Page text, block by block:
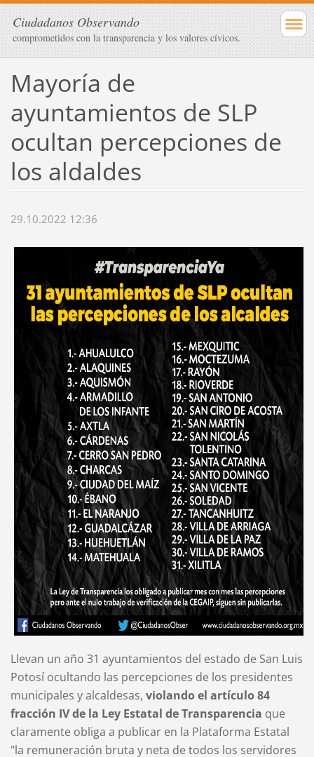
Ciudadanos Observando
comprometidos con la transparencia y los valores cívicos.
Mayoría de
ayuntamientos de SLP
ocultan percepciones de
los aldaldes
29.10.2022 12:36
Llevan un año 31 ayuntamientos del estado de San Luis
Potosí ocultando las percepciones de los presidentes
municipales y alcaldesas, violando el artículo 84
fracción IV de la Ley Estatal de Transparencia que
claramente obliga a publicar en la Plataforma Estatal
"la remuneración bruta y neta de todos los servidores